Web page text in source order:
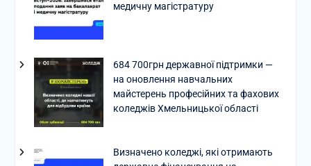
медичну магістратуру
684 700грн державної підтримки —
на оновлення навчальних
майстерень професійних та фахових
коледжів Хмельницької області
Визначено коледжі, які отримають